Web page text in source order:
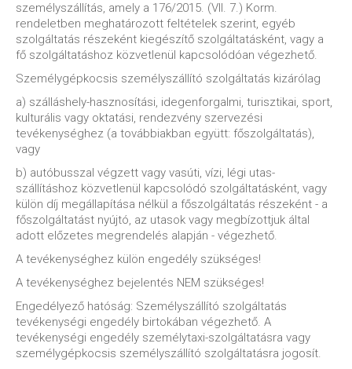
személyszállítás, amely a 176/2015. (VII. 7.) Korm.
rendeletben meghatározott feltételek szerint, egyéb
szolgáltatás részeként kiegészítő szolgáltatásként, vagy a
fő szolgáltatáshoz közvetlenül kapcsolódóan végezhető.
Személygépkocsis személyszállító szolgáltatás kizárólag
a) szálláshely-hasznosítási, idegenforgalmi, turisztikai, sport,
kulturális vagy oktatási, rendezvény szervezési
tevékenységhez (a továbbiakban együtt: főszolgáltatás),
vagy
b) autóbusszal végzett vagy vasúti, vízi, légi utas-
szállításhoz közvetlenül kapcsolódó szolgáltatásként, vagy
külön díj megállapítása nélkül a főszolgáltatás részeként - a
főszolgáltatást nyújtó, az utasok vagy megbízottjuk által
adott előzetes megrendelés alapján - végezhető.
A tevékenységhez külön engedély szükséges!
A tevékenységhez bejelentés NEM szükséges!
Engedélyező hatóság: Személyszállító szolgáltatás
tevékenységi engedély birtokában végezhető. A
tevékenységi engedély személytaxi-szolgáltatásra vagy
személygépkocsis személyszállító szolgáltatásra jogosít.